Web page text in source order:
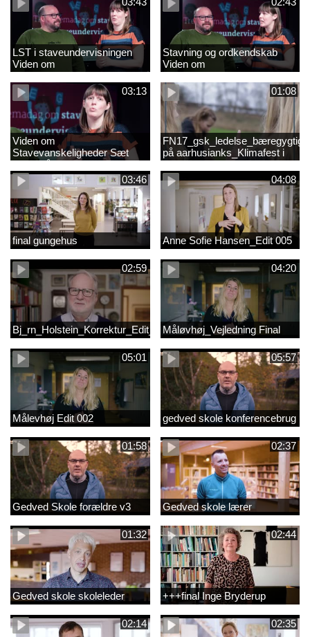
LST i staveundervisningen
Viden om
stavevanskeligheder
Stavning og ordkendskab
Viden om
stavevanskeligheder
03:13
Viden om
Stavevanskeligheder Sæt
fokus på stavning
01:08
på aarhusianks_Klimafest i
børnehøjde
03:46
final gungehus
04:08
Anne Sofie Hansen_Edit 005
02:59 04:20
Måløvhøj_Vejledning Final
05:01
Målevhøj Edit 002
05:57
gedved skole konferencebrug
01:58
Gedved Skole forældre v3
02:37
Gedved skole lærer
01:32
Gedved skole skoleleder
02:44
+++final Inge Bryderup
02:14 02:35